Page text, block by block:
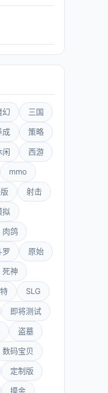
幻 三国
成 策略
闲 西游
mmo
射击
拟
肉鸽
罗 原始
死神
SLG
即将测试
盗墓
数码宝贝
定制版
摸金